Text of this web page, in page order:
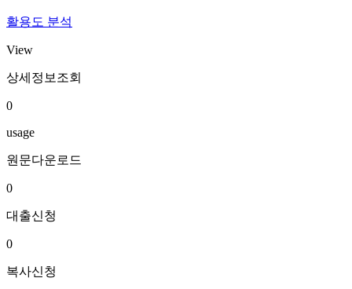
활용도 분석
View
상세정보조회
0
usage
원문다운로드
0
대출신청
0
복사신청